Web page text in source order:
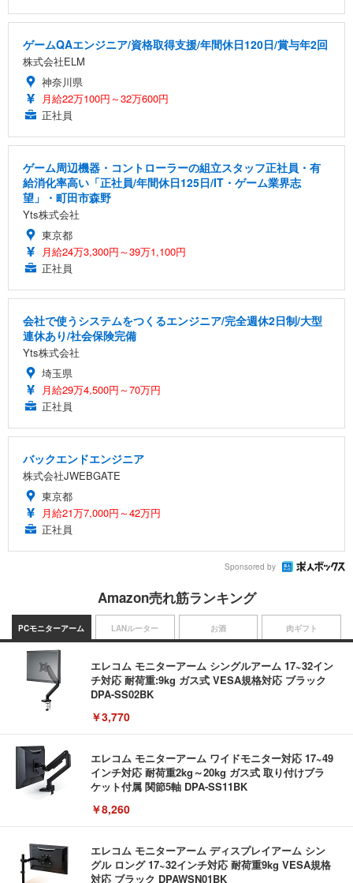
ゲームQAエンジニア/資格取得支援/年間休日120日/賞与年2回
株式会社ELM
神奈川県
月給22万100円～32万600円
正社員
ゲーム周辺機器・コントローラーの組立スタッフ正社員・有
給消化率高い「正社員/年間休日125日/IT・ゲーム業界志
望」・町田市森野
Yts株式会社
東京都
月給24万3,300円～39万1,100円
正社員
会社で使うシステムをつくるエンジニア/完全週休2日制/大型
連休あり/社会保険完備
Yts株式会社
埼玉県
月給29万4,500円～70万円
正社員
バックエンドエンジニア
株式会社JWEBGATE
東京都
月給21万7,000円～42万円
正社員
Sponsored by
Amazon売れ筋ランキング
PCモニターアーム
エレコム モニターアーム シングルアーム 17~32イン
チ対応 耐荷重:9kg ガス式 VESA規格対応 ブラック
DPA-SS02BK
￥3,770
エレコム モニターアーム ワイドモニター対応 17~49
インチ対応 耐荷重2kg～20kg ガス式 取り付けブラ
ケット付属 関節5軸 DPA-SS11BK
￥8,260
エレコム モニターアーム ディスプレイアーム シン
グル ロング 17~32インチ対応 耐荷重9kg VESA規格
対応 ブラック DPAWSN01BK
LANルーター お酒 肉ギフト